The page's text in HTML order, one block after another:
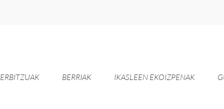
BERRIAK IKASLEEN EKOIZPENAK